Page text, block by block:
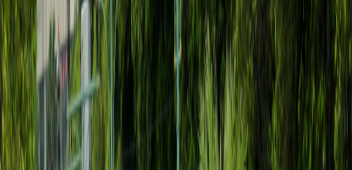
Opini
Konsultasi Syariah
Resonansi
Sejarah